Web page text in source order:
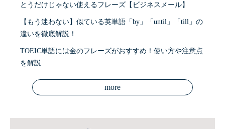
とうだけじゃない使えるフレーズ【ビジネスメール】
【もう迷わない】似ている英単語「by」「until」「till」の
違いを徹底解説！
TOEIC単語には金のフレーズがおすすめ！使い方や注意点
を解説
more